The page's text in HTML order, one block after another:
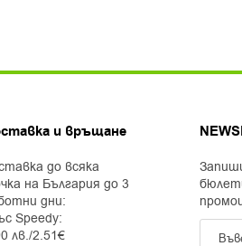
и връщане
до всяка
на България до 3
дни:
Speedy:
лв./2.51€